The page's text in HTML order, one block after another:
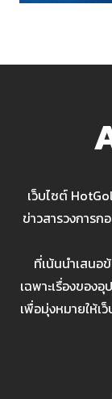
เว็บไซต์
ข่าวสารวงการ
ที่เน้นนำเสนอ
เฉพาะเรื่องของ
เพื่อมุ่งหมายให้